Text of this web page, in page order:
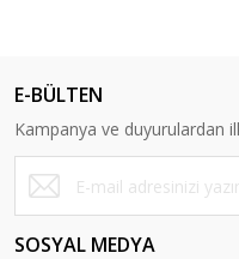
E-BÜLTEN
Kampanya ve duyurulardan
SOSYAL MEDYA